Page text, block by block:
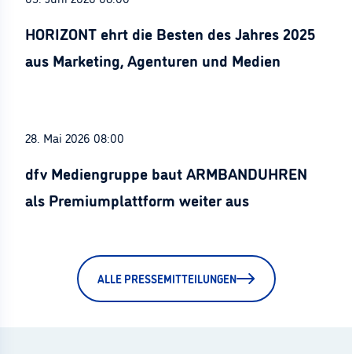
HORIZONT ehrt die Besten des Jahres 2025
aus Marketing, Agenturen und Medien
28. Mai 2026 08:00
dfv Mediengruppe baut ARMBANDUHREN
als Premiumplattform weiter aus
ALLE PRESSEMITTEILUNGEN